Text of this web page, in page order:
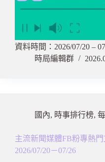
資料時間：2026/07/20 –
時局編輯群
國內, 時事排行榜,
主流新聞媒體FB粉專熱
2026/07/20－07/26